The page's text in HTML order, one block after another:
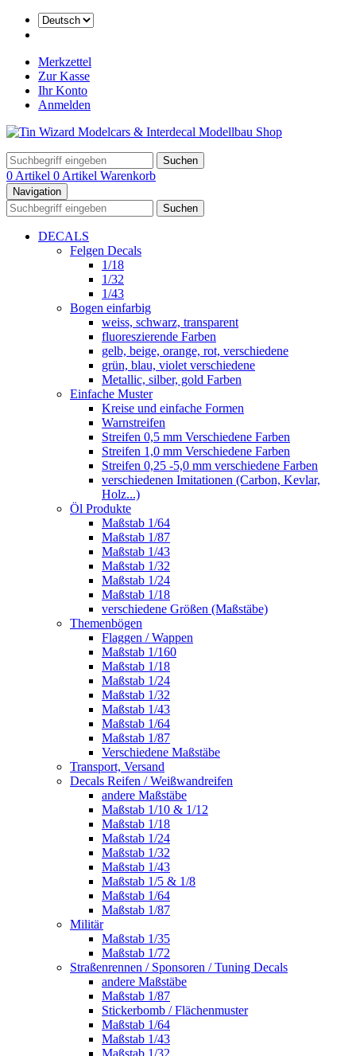
Merkzettel
Zur Kasse
Ihr Konto
Anmelden
Suchen
0 Artikel 0 Artikel Warenkorb
Navigation
Suchen
DECALS
Felgen Decals
1/18
1/32
1/43
Bogen einfarbig
weiss, schwarz, transparent
fluoreszierende Farben
gelb, beige, orange, rot, verschiedene
grün, blau, violet verschiedene
Metallic, silber, gold Farben
Einfache Muster
Kreise und einfache Formen
Warnstreifen
Streifen 0,5 mm Verschiedene Farben
Streifen 1,0 mm Verschiedene Farben
Streifen 0,25 -5,0 mm verschiedene Farben
verschiedenen Imitationen (Carbon, Kevlar,
Holz...)
Öl Produkte
Maßstab 1/64
Maßstab 1/87
Maßstab 1/43
Maßstab 1/32
Maßstab 1/24
Maßstab 1/18
verschiedene Größen (Maßstäbe)
Themenbögen
Flaggen / Wappen
Maßstab 1/160
Maßstab 1/18
Maßstab 1/24
Maßstab 1/32
Maßstab 1/43
Maßstab 1/64
Maßstab 1/87
Verschiedene Maßstäbe
Transport, Versand
Decals Reifen / Weißwandreifen
andere Maßstäbe
Maßstab 1/10 & 1/12
Maßstab 1/18
Maßstab 1/24
Maßstab 1/32
Maßstab 1/43
Maßstab 1/5 & 1/8
Maßstab 1/64
Maßstab 1/87
Militär
Maßstab 1/35
Maßstab 1/72
Straßenrennen / Sponsoren / Tuning Decals
andere Maßstäbe
Maßstab 1/87
Stickerbomb / Flächenmuster
Maßstab 1/64
Maßstab 1/43
Maßstab 1/32